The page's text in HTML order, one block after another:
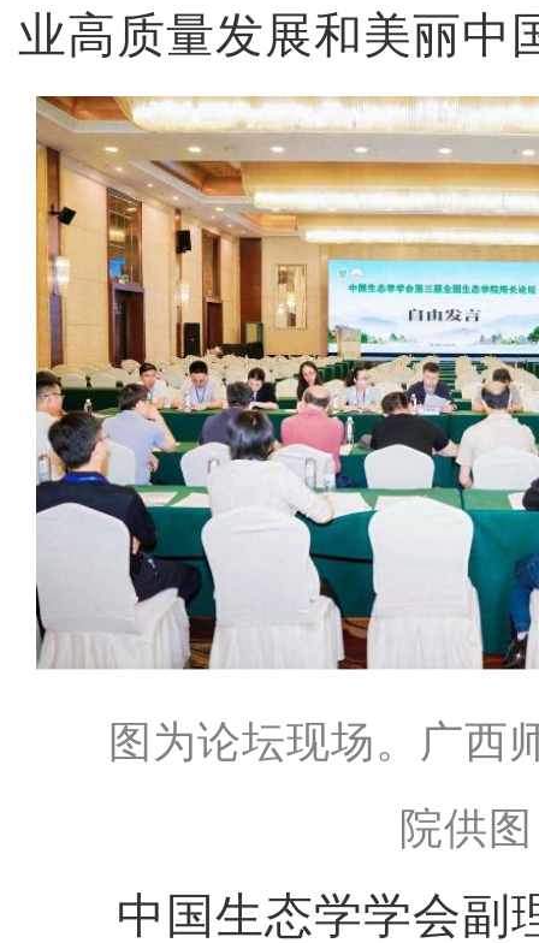
业高质量发展和美丽中
图为论坛现场。广西
院供图
中国生态学学会副